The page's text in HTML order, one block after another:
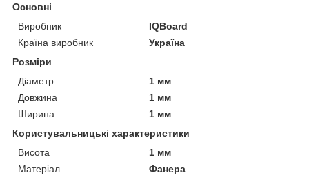
Основні
Виробник
IQBoard
Країна виробник
Україна
Розміри
Діаметр
1 мм
Довжина
1 мм
Ширина
1 мм
Користувальницькі характеристики
Висота
1 мм
Матеріал
Фанера